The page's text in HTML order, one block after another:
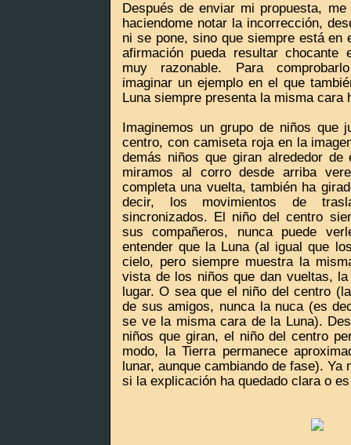
Después de enviar mi propuesta,
haciendome notar la incorrección,
ni se pone, sino que siempre está en
afirmación pueda resultar chocante
muy razonable. Para
imaginar un ejemplo en el que
Luna siempre presenta la misma cara
Imaginemos un grupo de niños que
centro, con camiseta roja en la
demás niños que giran alrededor
miramos al corro desde arriba
completa una vuelta, también ha
decir, los movimientos de
sincronizados. El niño del centro
sus compañeros, nunca puede
entender que la Luna (al igual que
cielo, pero siempre muestra la
vista de los niños que dan vueltas,
lugar. O sea que el niño del centro
de sus amigos, nunca la nuca (es
se ve la misma cara de la Luna).
niños que giran, el niño del centro
modo, la Tierra permanece
lunar, aunque cambiando de fase).
si la explicación ha quedado clara o